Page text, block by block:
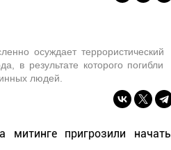
осуждает террористический
в результате которого погибли
людей.
митинге пригрозили начать